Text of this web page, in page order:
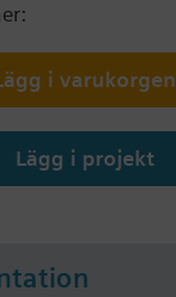
i varukorgen
Lägg i projekt